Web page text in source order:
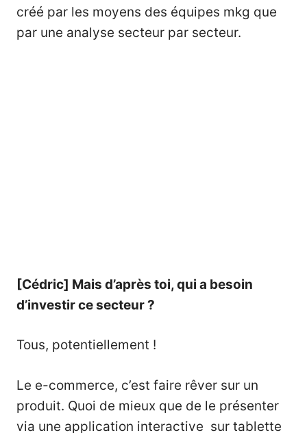
créé par les moyens des équipes mkg que
par une analyse secteur par secteur.
[Cédric] Mais d’après toi, qui a besoin
d’investir ce secteur ?
Tous, potentiellement !
Le e-commerce, c’est faire rêver sur un
produit. Quoi de mieux que de le présenter
via une application interactive sur tablette